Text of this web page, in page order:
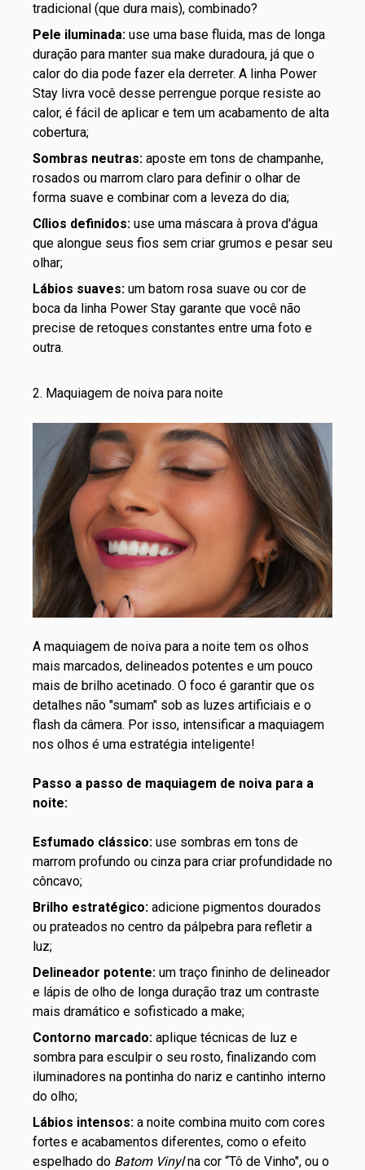
tradicional (que dura mais), combinado?
Pele iluminada: use uma base fluida, mas de longa
duração para manter sua make duradoura, já que o
calor do dia pode fazer ela derreter. A linha Power
Stay livra você desse perrengue porque resiste ao
calor, é fácil de aplicar e tem um acabamento de alta
cobertura;
Sombras neutras: aposte em tons de champanhe,
rosados ou marrom claro para definir o olhar de
forma suave e combinar com a leveza do dia;
Cílios definidos: use uma máscara à prova d'água
que alongue seus fios sem criar grumos e pesar seu
olhar;
Lábios suaves: um batom rosa suave ou cor de
boca da linha Power Stay garante que você não
precise de retoques constantes entre uma foto e
outra.
2. Maquiagem de noiva para noite
A maquiagem de noiva para a noite tem os olhos
mais marcados, delineados potentes e um pouco
mais de brilho acetinado. O foco é garantir que os
detalhes não "sumam" sob as luzes artificiais e o
flash da câmera. Por isso, intensificar a maquiagem
nos olhos é uma estratégia inteligente!
Passo a passo de maquiagem de noiva para a
noite:
Esfumado clássico: use sombras em tons de
marrom profundo ou cinza para criar profundidade no
côncavo;
Brilho estratégico: adicione pigmentos dourados
ou prateados no centro da pálpebra para refletir a
luz;
Delineador potente: um traço fininho de delineador
e lápis de olho de longa duração traz um contraste
mais dramático e sofisticado a make;
Contorno marcado: aplique técnicas de luz e
sombra para esculpir o seu rosto, finalizando com
iluminadores na pontinha do nariz e cantinho interno
do olho;
Lábios intensos: a noite combina muito com cores
fortes e acabamentos diferentes, como o efeito
espelhado do Batom Vinylna cor “Tô de Vinho", ou o